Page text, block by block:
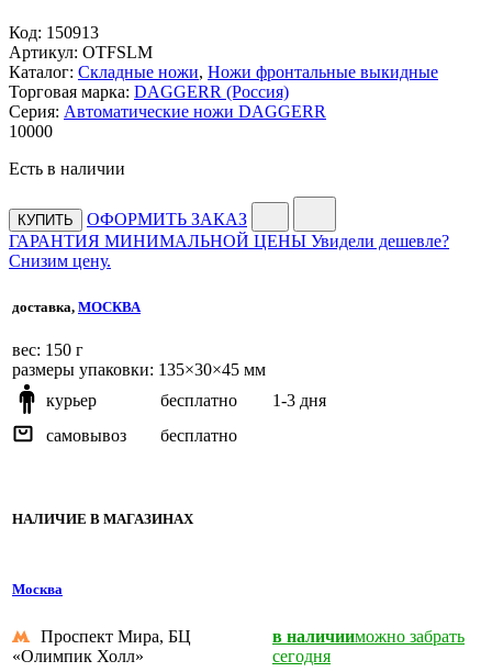
Код: 150913
Артикул: OTFSLM
Каталог: Складные ножи, Ножи фронтальные выкидные
Торговая марка: DAGGERR (Россия)
Серия: Автоматические ножи DAGGERR
10000
Есть в наличии
КУПИТЬ
ОФОРМИТЬ ЗАКАЗ
ГАРАНТИЯ МИНИМАЛЬНОЙ ЦЕНЫ Увидели дешевле?
Снизим цену.
доставка, МОСКВА
веc: 150 г
размеры упаковки: 135×30×45 мм
курьер
бесплатно
1-3 дня
самовывоз
бесплатно
НАЛИЧИЕ В МАГАЗИНАХ
Москва
Проспект Мира, БЦ
«Олимпик Холл»
в наличииможно забрать
сегодня